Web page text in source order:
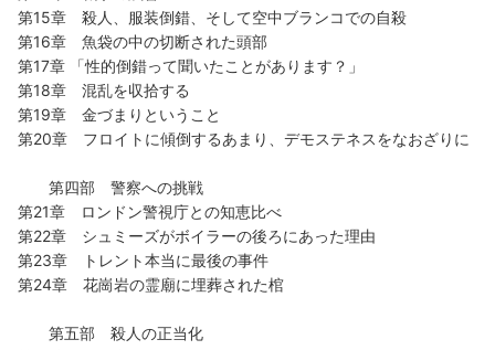
第15章 殺人、服装倒錯、そして空中ブランコでの自殺
第16章 魚袋の中の切断された頭部
第17章 「性的倒錯って聞いたことがあります？」
第18章 混乱を収拾する
第19章 金づまりということ
第20章 フロイトに傾倒するあまり、デモステネスをなおざりに
第四部 警察への挑戦
第21章 ロンドン警視庁との知恵比べ
第22章 シュミーズがボイラーの後ろにあった理由
第23章 トレント本当に最後の事件
第24章 花崗岩の霊廟に埋葬された棺
第五部 殺人の正当化